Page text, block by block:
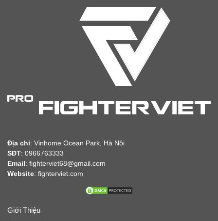
Địa chỉ: Vinhome Ocean Park, Hà Nội
SĐT: 0966763333
Email: fighterviet68@gmail.com
Website: fighterviet.com
Giới Thiệu